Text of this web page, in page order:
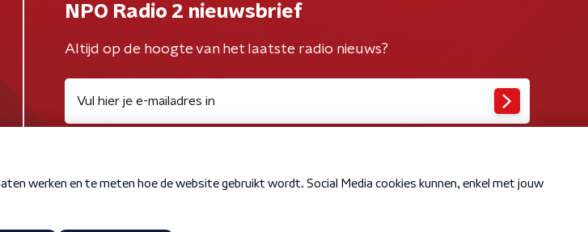
NPO Radio 2 nieuwsbrief
Altijd op de hoogte van het laatste radio nieuws?